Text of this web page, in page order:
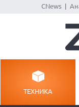
CNews|
ТЕХНИКА